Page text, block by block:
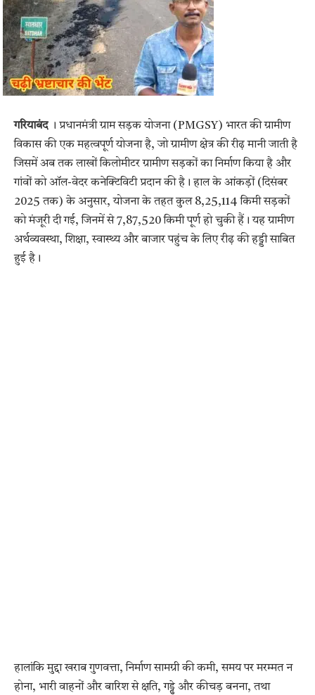
गरियाबंद। प्रधानमंत्री ग्राम सड़क योजना (PMGSY) भारत की ग्रामीण
विकास की एक महत्वपूर्ण योजना है, जो ग्रामीण क्षेत्र की रीढ़ मानी जाती है
जिसमें अब तक लाखों किलोमीटर ग्रामीण सड़कों का निर्माण किया है और
गांवों को ऑल-वेदर कनेक्टिविटी प्रदान की है। हाल के आंकड़ों (दिसंबर
2025 तक) के अनुसार, योजना के तहत कुल 8,25,114 किमी सड़कों
को मंजूरी दी गई, जिनमें से 7,87,520 किमी पूर्ण हो चुकी हैं। यह ग्रामीण
अर्थव्यवस्था, शिक्षा, स्वास्थ्य और बाजार पहुंच के लिए रीढ़ की हड्डी साबित
हुई है।
हालांकि मुद्दा खराब गुणवत्ता, निर्माण सामग्री की कमी, समय पर मरम्मत न
होना, भारी वाहनों और बारिश से क्षति, गड्ढे और कीचड़ बनना, तथा